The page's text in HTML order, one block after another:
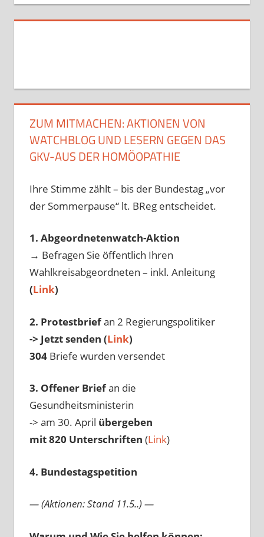
ZUM MITMACHEN: AKTIONEN VON
WATCHBLOG UND LESERN GEGEN DAS
GKV-AUS DER HOMÖOPATHIE
Ihre Stimme zählt – bis der Bundestag „vor
der Sommerpause“ lt. BReg entscheidet.
1. Abgeordnetenwatch-Aktion
→ Befragen Sie öffentlich Ihren
Wahlkreisabgeordneten – inkl. Anleitung
(Link)
2. Protestbriefan 2 Regierungspolitiker
-> Jetzt senden (Link)
304Briefe wurden versendet
3. Offener Briefan die
Gesundheitsministerin
-> am 30. April übergeben
mit 820 Unterschriften (Link)
4. Bundestagspetition
— (Aktionen: Stand 11.5..) —